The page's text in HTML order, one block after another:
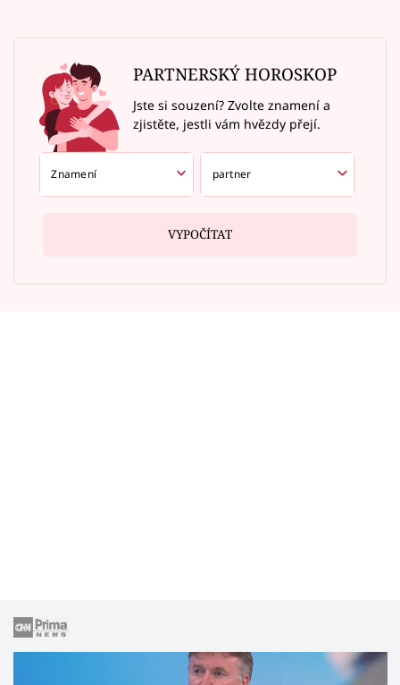
PARTNERSKÝ HOROSKOP
Jste si souzení? Zvolte znamení a
zjistěte, jestli vám hvězdy přejí.
VYPOČÍTAT